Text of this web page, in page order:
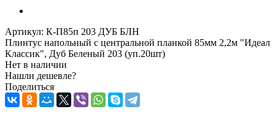
Артикул: К-П85п 203 ДУБ БЛН
Плинтус напольный с центральной планкой 85мм 2,2м "Идеал
Классик", Дуб Беленый 203 (уп.20шт)
Нет в наличии
Нашли дешевле?
Поделиться